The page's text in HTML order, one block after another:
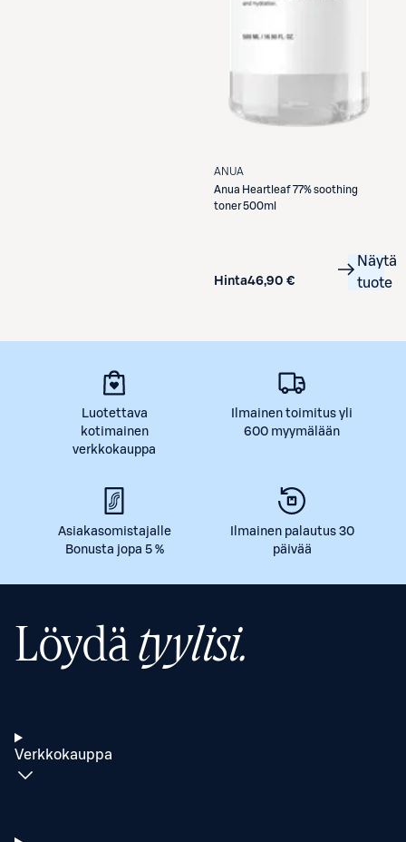
ANUA
Anua Heartleaf 77% soothing
toner 500ml
Hinta46,90 €
Näytä
tuote
Luotettava
kotimainen
verkkokauppa
Ilmainen toimitus yli
600 myymälään
Asiakasomistajalle
Bonusta jopa 5 %
Ilmainen palautus 30
päivää
Löydätyylisi.
Verkkokauppa